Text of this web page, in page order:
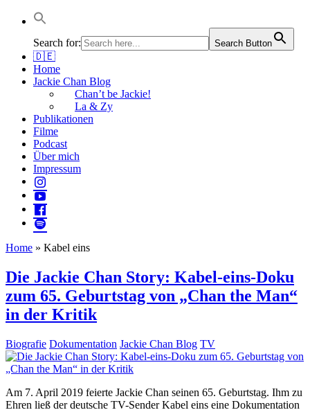
Jackie Chan Deutschland | Thorsten Boose
Autor & Jackie-Chan-Historiker
Search for:
Search Button
🇩🇪
Home
Jackie Chan Blog
Chan’t be Jackie!
La & Zy
Publikationen
Filme
Podcast
Über mich
Impressum
Home » Kabel eins
Die Jackie Chan Story: Kabel-eins-Doku
zum 65. Geburtstag von „Chan the Man“
in der Kritik
Biografie Dokumentation Jackie Chan Blog TV
Am 7. April 2019 feierte Jackie Chan seinen 65. Geburtstag. Ihm zu
Ehren ließ der deutsche TV-Sender Kabel eins eine Dokumentation